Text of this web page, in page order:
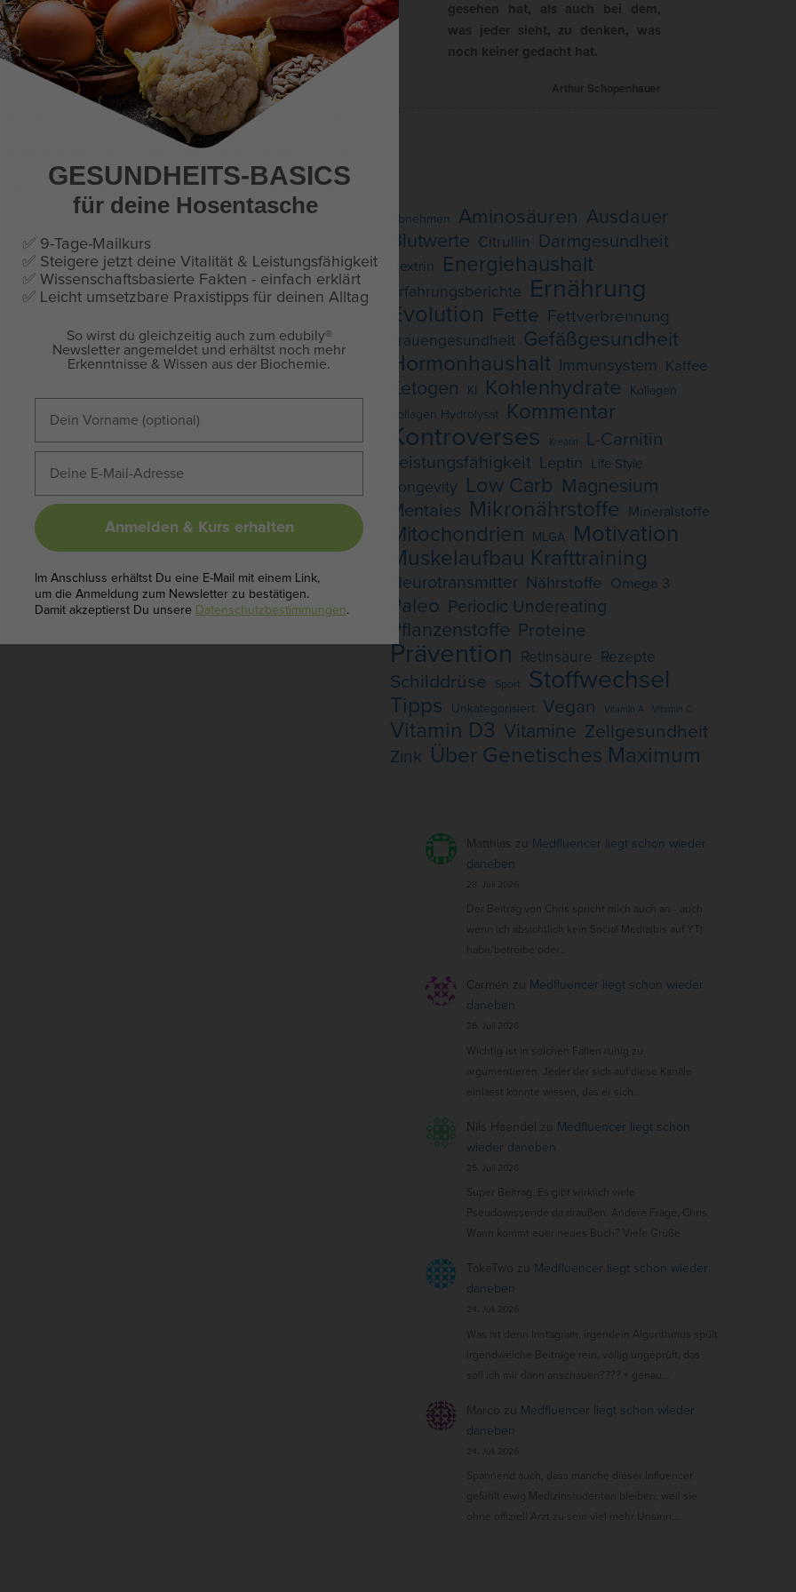
und Krebs – Bewahre einen kühlen Kopf
Samstag die Vitamin-D-Mail unser Postfach verließ, erhielt ich
später eine Antwortmail. Diese enthielt einen Link und das
„Wenn ich so etwas lese, komme ich schon ins Grübeln“. Der
gesehen hat, als auch bei dem,
was jeder sieht, zu denken, was
noch keiner gedacht hat.
Arthur Schopenhauer
Abnehmen Aminosäuren Ausdauer
Blutwerte Citrullin Darmgesundheit
Dextrin Energiehaushalt
Erfahrungsberichte Ernährung
Evolution Fette Fettverbrennung
Frauengesundheit Gefäßgesundheit
Hormonhaushalt Immunsystem Kaffee
Ketogen KI Kohlenhydrate Kollagen
Kollagen Hydrolysat Kommentar
Kontroverses Kreatin
L-Carnitin
Leistungsfähigkeit Leptin Life Style
Longevity Low Carb Magnesium
Mentales Mikronährstoffe Mineralstoffe
Mitochondrien MLGA Motivation
Muskelaufbau Krafttraining
Neurotransmitter Nährstoffe Omega 3
Paleo Periodic Undereating
Pflanzenstoffe Proteine
Prävention Retinsäure Rezepte
Schilddrüse Sport Stoffwechsel
Tipps Unkategorisiert Vegan Vitamin A Vitamin C
Vitamin D3 Vitamine Zellgesundheit
Zink Über Genetisches Maximum
Matthias zu Medfluencer liegt schon wieder
daneben
Der Beitrag von Chris spricht mich auch an - auch
wenn ich absichtlich kein Social Media(bis auf YT)
habe/betreibe oder…
Carmen zu Medfluencer liegt schon wieder
daneben
26. Juli 2026
Wichtig ist in solchen Fällen ruhig zu
argumentieren. Jeder der sich auf diese Kanäle
einlässt könnte wissen, das er sich…
Nils Haendel zu Medfluencer liegt schon
wieder daneben
Super Beitrag. Es gibt wirklich viele
Pseudowissende da draußen. Andere Frage, Chris.
Wann kommt euer neues Buch? Viele Grüße
TakeTwo zu Medfluencer liegt schon wieder
daneben
24. Juli 2026
Was ist denn Instagram, irgendein Algorithmus spült
irgendwelche Beiträge rein, völlig ungeprüft, das
Marco zu Medfluencer liegt schon wieder
daneben
24. Juli 2026
Spannend auch, dass manche dieser Influencer
gefühlt ewig Medizinstudenten bleiben, weil sie
ohne offiziell Arzt zu sein viel mehr Unsinn…
GESUNDHEITS-BASICS
für deine Hosentasche
✅ 9-Tage-Mailkurs
✅ Steigere jetzt deine Vitalität & Leistungsfähigkeit
✅ Wissenschaftsbasierte Fakten - einfach erklärt
✅ Leicht umsetzbare Praxistipps für deinen Alltag
So wirst du gleichzeitig auch zum edubily®
Newsletter angemeldet und erhältst noch mehr
Erkenntnisse & Wissen aus der Biochemie.
Anmelden & Kurs erhalten
Im Anschluss erhältst Du eine E-Mail mit einem Link,
um die Anmeldung zum Newsletter zu bestätigen.
Damit akzeptierst Du unsere Datenschutzbestimmungen.